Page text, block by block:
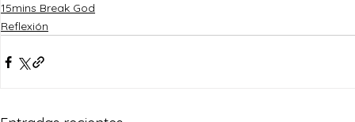
15mins Break God
Reflexión